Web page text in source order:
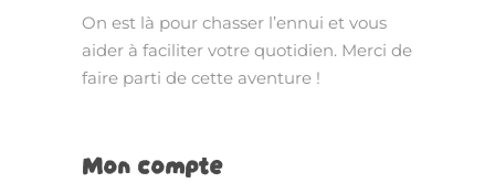
On est là pour chasser l’ennui et vous
aider à faciliter votre quotidien. Merci de
faire parti de cette aventure !
Mon compte